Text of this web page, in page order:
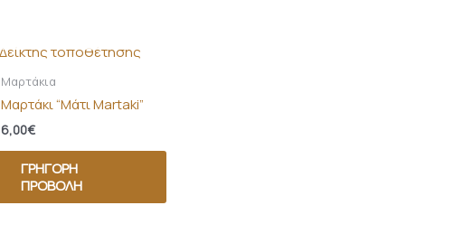
Μαρτάκια
Μαρτάκι “Μάτι Martaki”
6,00€
ΓΡΉΓΟΡΗ
ΠΡΟΒΟΛΉ